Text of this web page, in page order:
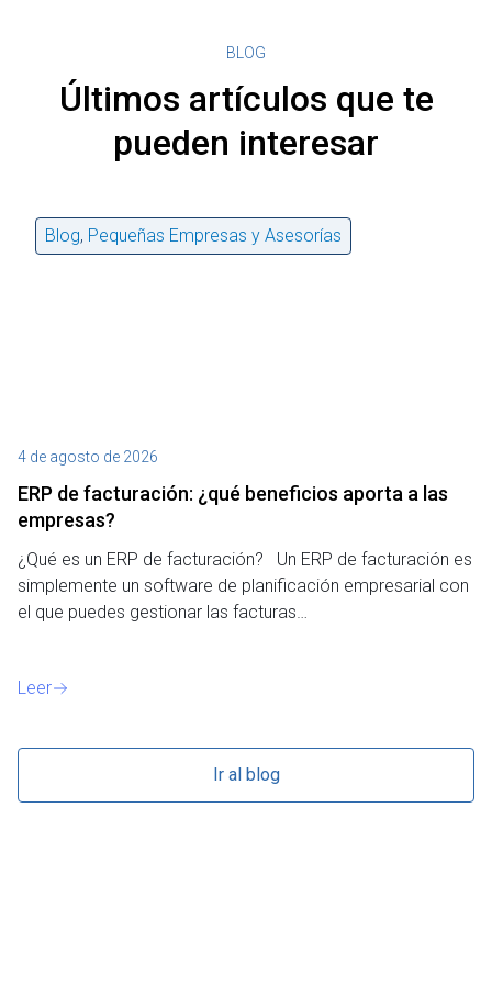
BLOG
Últimos artículos que te
pueden interesar
Blog, Pequeñas Empresas y Asesorías
4 de agosto de 2026
ERP de facturación​: ¿qué beneficios aporta a las
empresas?
¿Qué es un ERP de facturación? Un ERP de facturación es
simplemente un software de planificación empresarial con
el que puedes gestionar las facturas…
Leer
Ir al blog